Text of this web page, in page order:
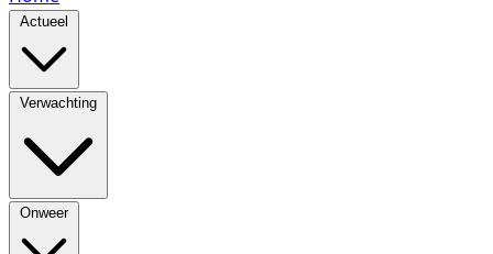
Actueel
Verwachting
Onweer